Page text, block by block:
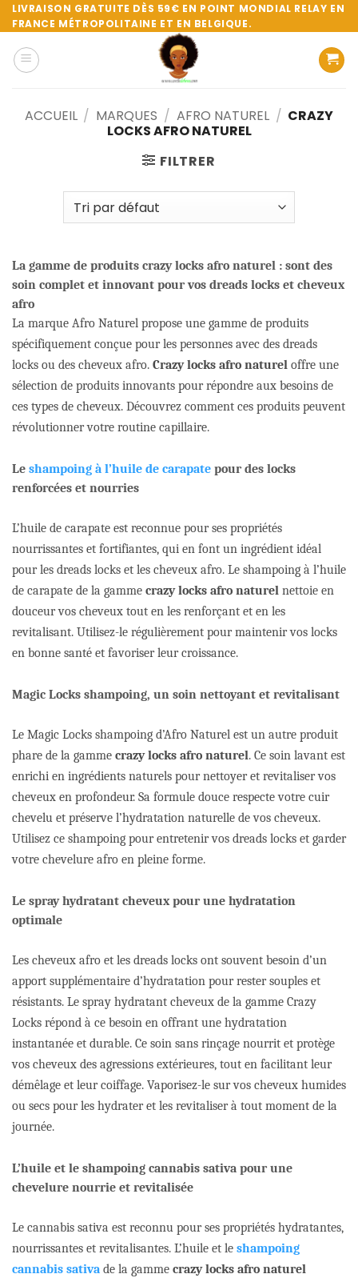
Passer
au
contenu
LIVRAISON GRATUITE DÈS 59€ EN POINT MONDIAL RELAY EN
FRANCE MÉTROPOLITAINE ET EN BELGIQUE.
ACCUEIL / MARQUES / AFRO NATUREL / CRAZY
LOCKS AFRO NATUREL
FILTRER
La gamme de produits crazy locks afro naturel : sont des
soin complet et innovant pour vos dreads locks et cheveux
afro
La marque Afro Naturel propose une gamme de produits
spécifiquement conçue pour les personnes avec des dreads
locks ou des cheveux afro. Crazy locks afro naturel offre une
sélection de produits innovants pour répondre aux besoins de
ces types de cheveux. Découvrez comment ces produits peuvent
révolutionner votre routine capillaire.
Le shampoing à l’huile de carapate pour des locks
renforcées et nourries
L’huile de carapate est reconnue pour ses propriétés
nourrissantes et fortifiantes, qui en font un ingrédient idéal
pour les dreads locks et les cheveux afro. Le shampoing à l’huile
de carapate de la gamme crazy locks afro naturel nettoie en
douceur vos cheveux tout en les renforçant et en les
revitalisant. Utilisez-le régulièrement pour maintenir vos locks
en bonne santé et favoriser leur croissance.
Magic Locks shampoing, un soin nettoyant et revitalisant
Le Magic Locks shampoing d’Afro Naturel est un autre produit
phare de la gamme crazy locks afro naturel. Ce soin lavant est
enrichi en ingrédients naturels pour nettoyer et revitaliser vos
cheveux en profondeur. Sa formule douce respecte votre cuir
chevelu et préserve l’hydratation naturelle de vos cheveux.
Utilisez ce shampoing pour entretenir vos dreads locks et garder
votre chevelure afro en pleine forme.
Le spray hydratant cheveux pour une hydratation
optimale
Les cheveux afro et les dreads locks ont souvent besoin d’un
apport supplémentaire d’hydratation pour rester souples et
résistants. Le spray hydratant cheveux de la gamme Crazy
Locks répond à ce besoin en offrant une hydratation
instantanée et durable. Ce soin sans rinçage nourrit et protège
vos cheveux des agressions extérieures, tout en facilitant leur
démêlage et leur coiffage. Vaporisez-le sur vos cheveux humides
ou secs pour les hydrater et les revitaliser à tout moment de la
journée.
L’huile et le shampoing cannabis sativa pour une
chevelure nourrie et revitalisée
Le cannabis sativa est reconnu pour ses propriétés hydratantes,
nourrissantes et revitalisantes. L’huile et le shampoing
cannabis sativa de la gamme crazy locks afro naturel